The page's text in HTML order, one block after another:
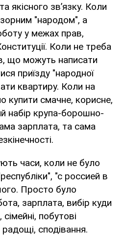
якісного зв’язку. Коли
"народом", а
у межах прав,
Коли не треба
що можуть написати
приїзду "народної
квартиру. Коли на
купити смачне, корисне,
набір крупа-борошно-
зарплата, та сама
часи, коли не було
"с россией в
Просто було
зарплата, вибір куди
побутові
сподівання.